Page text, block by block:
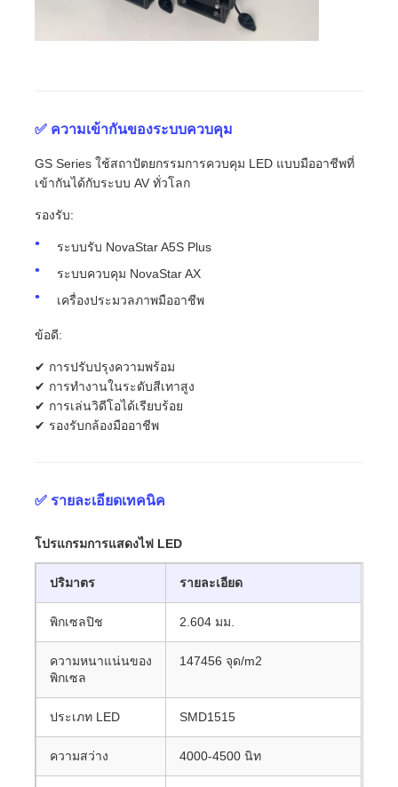
✅ ความเข้ากันของระบบควบคุม
GS Series ใช้สถาปัตยกรรมการควบคุม LED แบบมืออาชีพที่
เข้ากันได้กับระบบ AV ทั่วโลก
รองรับ:
ระบบรับ NovaStar A5S Plus
ระบบควบคุม NovaStar AX
เครื่องประมวลภาพมืออาชีพ
ข้อดี:
✔ การปรับปรุงความพร้อม
✔ การทํางานในระดับสีเทาสูง
✔ การเล่นวิดีโอได้เรียบร้อย
✔ รองรับกล้องมืออาชีพ
✅ รายละเอียดเทคนิค
โปรแกรมการแสดงไฟ LED
ปริมาตร รายละเอียด
พิกเซลปิช 2.604 มม.
ความหนาแน่นของ
พิกเซล
147456 จุด/m2
ประเภท LED SMD1515
ความสว่าง 4000-4500 นิท